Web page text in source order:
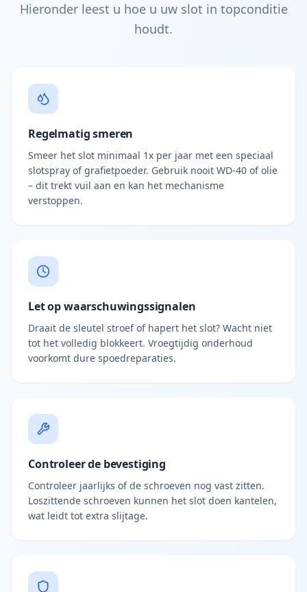
Hieronder leest u hoe u uw slot in topconditie
houdt.
Regelmatig smeren
Smeer het slot minimaal 1x per jaar met een speciaal
slotspray of grafietpoeder. Gebruik nooit WD-40 of olie
– dit trekt vuil aan en kan het mechanisme
verstoppen.
Let op waarschuwingssignalen
Draait de sleutel stroef of hapert het slot? Wacht niet
tot het volledig blokkeert. Vroegtijdig onderhoud
voorkomt dure spoedreparaties.
Controleer de bevestiging
Controleer jaarlijks of de schroeven nog vast zitten.
Loszittende schroeven kunnen het slot doen kantelen,
wat leidt tot extra slijtage.